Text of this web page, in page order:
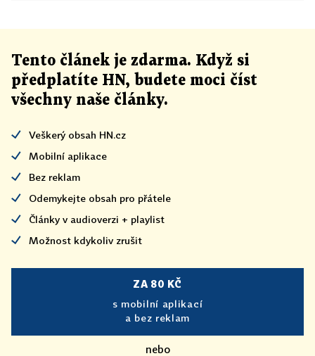
Tento článek je zdarma. Když si
předplatíte HN, budete moci číst
všechny naše články.
Veškerý obsah HN.cz
Mobilní aplikace
Bez reklam
Odemykejte obsah pro přátele
Články v audioverzi + playlist
Možnost kdykoliv zrušit
ZA 80 KČ
s mobilní aplikací
a bez reklam
nebo